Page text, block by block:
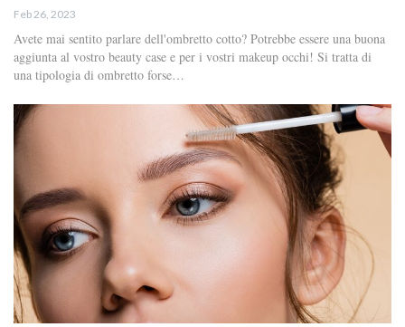
Feb 26, 2023
Avete mai sentito parlare dell'ombretto cotto? Potrebbe essere una buona
aggiunta al vostro beauty case e per i vostri makeup occhi! Si tratta di
una tipologia di ombretto forse…